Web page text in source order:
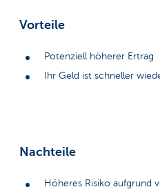
Vorteile
Potenziell höherer Ertrag
Ihr Geld ist schneller
Nachteile
Höheres Risiko aufgrund